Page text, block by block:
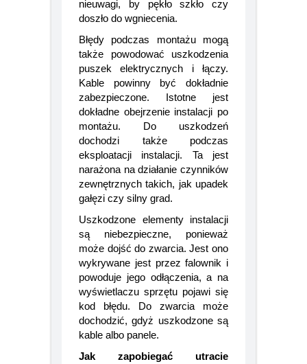
montażu. Wystarczy chwila
nieuwagi, by pękło szkło czy
Błędy podczas montażu mogą
także powodować uszkodzenia
puszek elektrycznych i łączy.
Kable powinny być dokładnie
zabezpieczone. Istotne jest
dokładne obejrzenie instalacji po
montażu. Do uszkodzeń
dochodzi także podczas
eksploatacji instalacji. Ta jest
narażona na działanie czynników
zewnętrznych takich, jak upadek
Uszkodzone elementy instalacji
są niebezpieczne, ponieważ
może dojść do zwarcia. Jest ono
wykrywane jest przez falownik i
powoduje jego odłączenia, a na
wyświetlaczu sprzętu pojawi się
kod błędu. Do zwarcia może
dochodzić, gdyż uszkodzone są